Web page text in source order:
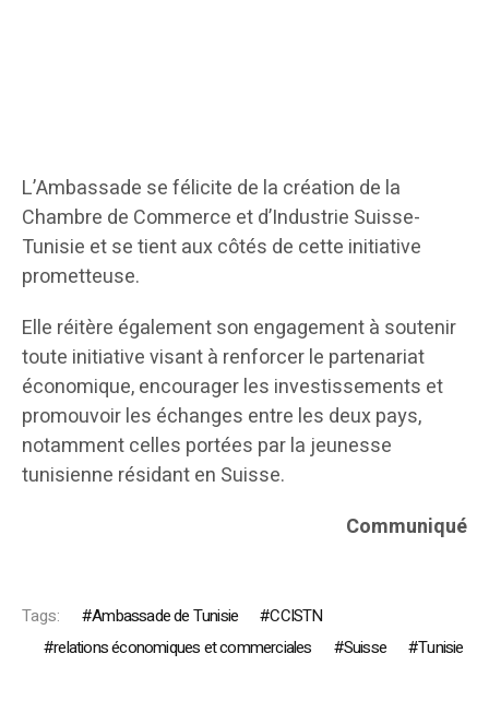
L’Ambassade se félicite de la création de la
Chambre de Commerce et d’Industrie Suisse-
Tunisie et se tient aux côtés de cette initiative
prometteuse.
Elle réitère également son engagement à soutenir
toute initiative visant à renforcer le partenariat
économique, encourager les investissements et
promouvoir les échanges entre les deux pays,
notamment celles portées par la jeunesse
tunisienne résidant en Suisse.
Communiqué
Tags: Ambassade de Tunisie
CCISTN
relations économiques et commerciales
Suisse Tunisie